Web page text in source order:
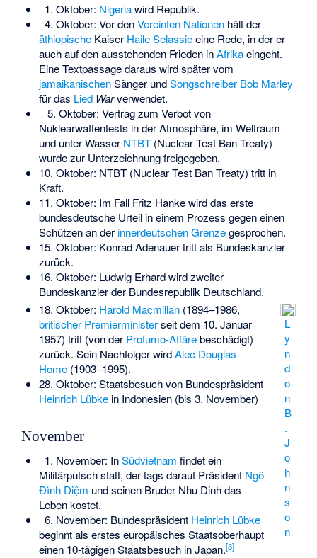
1. Oktober: Nigeriawird Republik.
4. Oktober: Vor denVereinten Nationenhält der
äthiopischeKaiser Haile Selassieeine Rede, in der er
auch auf den ausstehenden Frieden inAfrikaeingeht.
Eine Textpassage daraus wird später vom
jamaikanischenSänger undSongschreiber Bob Marley
für das Lied Warverwendet.
5. Oktober: Vertrag zum Verbot von
Nuklearwaffentests in der Atmosphäre, im Weltraum
und unter Wasser NTBT(Nuclear Test Ban Treaty)
wurde zur Unterzeichnung freigegeben.
10. Oktober: NTBT (Nuclear Test Ban Treaty) tritt in
Kraft.
11. Oktober: Im Fall Fritz Hankewird das erste
bundesdeutsche Urteil in einem Prozess gegen einen
Schützen an der innerdeutschen Grenzegesprochen.
15. Oktober: Konrad Adenauer tritt als Bundeskanzler
zurück.
16. Oktober: Ludwig Erhard wird zweiter
Bundeskanzler der Bundesrepublik Deutschland.
L
y
n
d
o
n
B
.
J
o
h
n
s
o
n
18. Oktober: Harold Macmillan(1894–1986,
britischer Premierministerseit dem 10. Januar
1957) tritt (von der Profumo-Affärebeschädigt)
zurück. Sein Nachfolger wirdAlec Douglas-
Home(1903–1995).
28. Oktober: Staatsbesuch von Bundespräsident
Heinrich Lübkein Indonesien (bis 3. November)
November
1. November: InSüdvietnam findet ein
Militärputschstatt, der tags darauf Präsident Ngô
Đình Diệm und seinen Bruder Nhu Dinh das
Leben kostet.
6. November: Bundespräsident Heinrich Lübke
beginnt als erstes europäisches Staatsoberhaupt
einen 10-tägigen Staatsbesuch in Japan.[3]